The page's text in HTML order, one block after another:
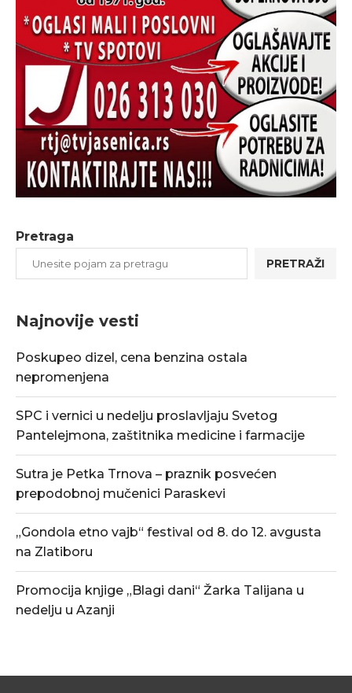
Pretraga
PRETRAŽI
Najnovije vesti
Poskupeo dizel, cena benzina ostala
nepromenjena
SPC i vernici u nedelju proslavljaju Svetog
Pantelejmona, zaštitnika medicine i farmacije
Sutra je Petka Trnova – praznik posvećen
prepodobnoj mučenici Paraskevi
„Gondola etno vajb“ festival od 8. do 12. avgusta
na Zlatiboru
Promocija knjige „Blagi dani“ Žarka Talijana u
nedelju u Azanji